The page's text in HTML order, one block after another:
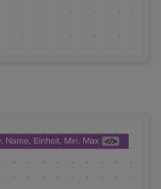
Array
Element